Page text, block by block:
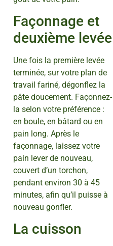
Façonnage et
deuxième levée
Une fois la première levée
terminée, sur votre plan de
travail fariné, dégonflez la
pâte doucement. Façonnez-
la selon votre préférence :
en boule, en bâtard ou en
pain long. Après le
façonnage, laissez votre
pain lever de nouveau,
couvert d’un torchon,
pendant environ 30 à 45
minutes, afin qu’il puisse à
nouveau gonfler.
La cuisson